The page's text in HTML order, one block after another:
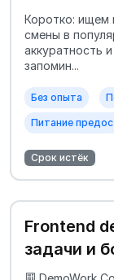
Коротко: ищем
смены в
аккуратность
запомин...
Без опыта
Питание
Срок истёк
Frontend
задачи и